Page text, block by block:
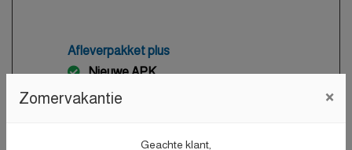
Afleverpakket plus
Nieuwe APK
- Nieuwe APK;
Zomervakantie ×
Geachte klant,